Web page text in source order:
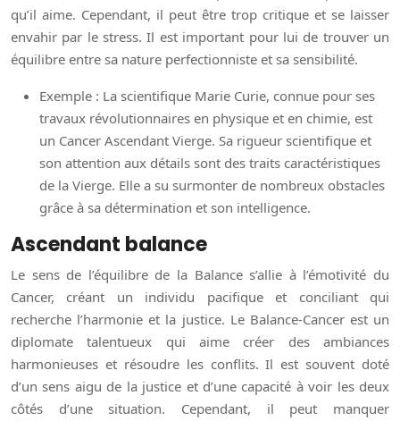
qu’il aime. Cependant, il peut être trop critique et se laisser
envahir par le stress. Il est important pour lui de trouver un
équilibre entre sa nature perfectionniste et sa sensibilité.
Exemple : La scientifique Marie Curie, connue pour ses
travaux révolutionnaires en physique et en chimie, est
un Cancer Ascendant Vierge. Sa rigueur scientifique et
son attention aux détails sont des traits caractéristiques
de la Vierge. Elle a su surmonter de nombreux obstacles
grâce à sa détermination et son intelligence.
Ascendant balance
Le sens de l’équilibre de la Balance s’allie à l’émotivité du
Cancer, créant un individu pacifique et conciliant qui
recherche l’harmonie et la justice. Le Balance-Cancer est un
diplomate talentueux qui aime créer des ambiances
harmonieuses et résoudre les conflits. Il est souvent doté
d’un sens aigu de la justice et d’une capacité à voir les deux
côtés d’une situation. Cependant, il peut manquer